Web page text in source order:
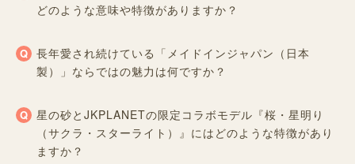
どのような意味や特徴がありますか？
長年愛され続けている「メイドインジャパン（日本
製）」ならではの魅力は何ですか？
星の砂とJKPLANETの限定コラボモデル『桜・星明り
（サクラ・スターライト）』にはどのような特徴があり
ますか？